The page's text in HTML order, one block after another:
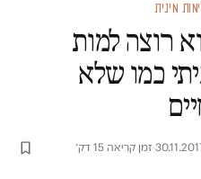
מינית
רוצה למות
כמו שלא
·זמן קריאה 15 דק׳